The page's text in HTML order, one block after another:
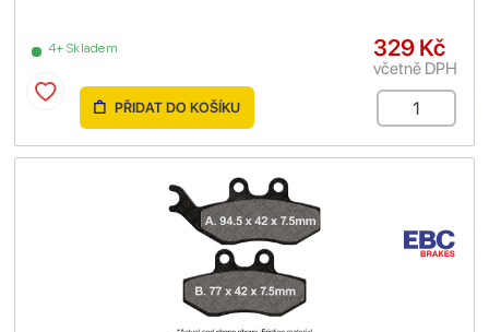
4+ Skladem 329 Kč
včetně DPH
PŘIDAT DO KOŠÍKU